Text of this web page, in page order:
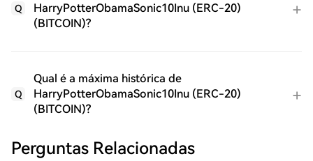
Q
HarryPotterObamaSonic10Inu (ERC-20)
(BITCOIN)?
Q
Qual é a máxima histórica de
HarryPotterObamaSonic10Inu (ERC-20)
(BITCOIN)?
Perguntas Relacionadas